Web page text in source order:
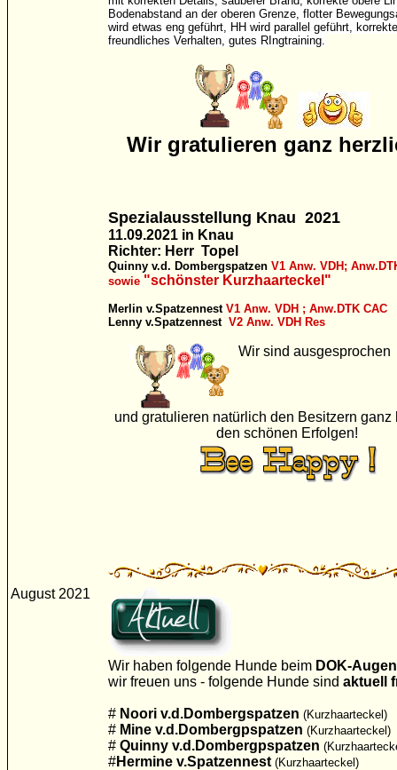
Bodenabstand an der oberen Grenze, flotter
wird etwas eng geführt, HH wird parallel geführt,
freundliches Verhalten, gutes RIngtraining.
Wir gratulieren ganz
Spezialausstellung Knau 2021
11.09.2021 in Knau
Richter: Herr Topel
Quinny v.d. Dombergspatzen V1 Anw. VDH;
sowie "schönster Kurzhaarteckel"
Merlin v.Spatzennest V1 Anw. VDH ; Anw.DTK CAC
Lenny v.Spatzennest V2 Anw. VDH Res
Wir sind ausgesprochen
und gratulieren natürlich den Besitzern ganz
den schönen Erfolgen!
August 2021
Wir haben folgende Hunde beim DOK-
wir freuen uns - folgende Hunde sind aktuell
# Noori v.d.Dombergspatzen (Kurzhaarteckel)
# Mine v.d.Dombergpspatzen (Kurzhaarteckel)
# Quinny v.d.Dombergpspatzen
#Hermine v.Spatzennest (Kurzhaarteckel)